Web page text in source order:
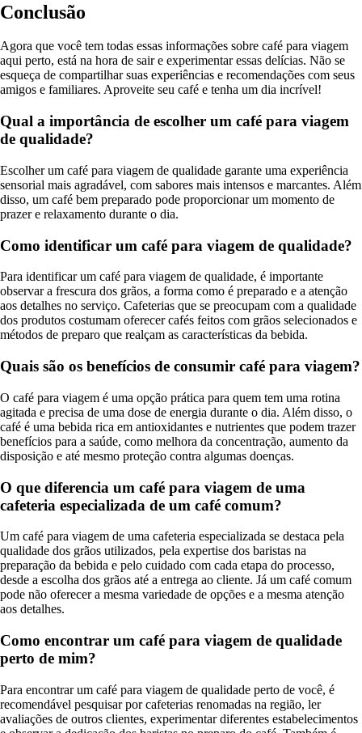
Conclusão
Agora que você tem todas essas informações sobre café para viagem
aqui perto, está na hora de sair e experimentar essas delícias. Não se
esqueça de compartilhar suas experiências e recomendações com seus
amigos e familiares. Aproveite seu café e tenha um dia incrível!
Qual a importância de escolher um café para viagem
de qualidade?
Escolher um café para viagem de qualidade garante uma experiência
sensorial mais agradável, com sabores mais intensos e marcantes. Além
disso, um café bem preparado pode proporcionar um momento de
prazer e relaxamento durante o dia.
Como identificar um café para viagem de qualidade?
Para identificar um café para viagem de qualidade, é importante
observar a frescura dos grãos, a forma como é preparado e a atenção
aos detalhes no serviço. Cafeterias que se preocupam com a qualidade
dos produtos costumam oferecer cafés feitos com grãos selecionados e
métodos de preparo que realçam as características da bebida.
Quais são os benefícios de consumir café para viagem?
O café para viagem é uma opção prática para quem tem uma rotina
agitada e precisa de uma dose de energia durante o dia. Além disso, o
café é uma bebida rica em antioxidantes e nutrientes que podem trazer
benefícios para a saúde, como melhora da concentração, aumento da
disposição e até mesmo proteção contra algumas doenças.
O que diferencia um café para viagem de uma
cafeteria especializada de um café comum?
Um café para viagem de uma cafeteria especializada se destaca pela
qualidade dos grãos utilizados, pela expertise dos baristas na
preparação da bebida e pelo cuidado com cada etapa do processo,
desde a escolha dos grãos até a entrega ao cliente. Já um café comum
pode não oferecer a mesma variedade de opções e a mesma atenção
aos detalhes.
Como encontrar um café para viagem de qualidade
perto de mim?
Para encontrar um café para viagem de qualidade perto de você, é
recomendável pesquisar por cafeterias renomadas na região, ler
avaliações de outros clientes, experimentar diferentes estabelecimentos